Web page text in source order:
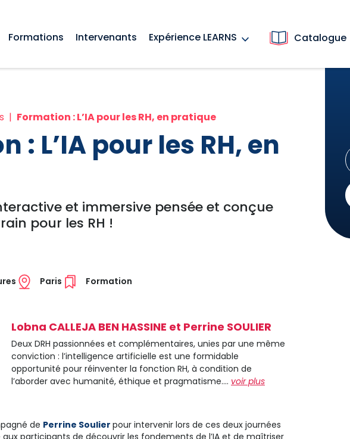
Formations Intervenants Expérience LEARNS Catalogue
Formation : L’IA pour les RH, en pratique
: L’IA pour les RH, en
et immersive pensée et conçue
pour les RH !
Paris Formation
Lobna CALLEJA BEN HASSINE et Perrine SOULIER
Deux DRH passionnées et complémentaires, unies par une même
conviction : l’intelligence artificielle est une formidable
opportunité pour réinventer la fonction RH, à condition de
l’aborder avec humanité, éthique et pragmatisme.... voir plus
de Perrine Soulier pour intervenir lors de ces deux journées
participants de découvrir les fondements de l’IA et de maîtriser